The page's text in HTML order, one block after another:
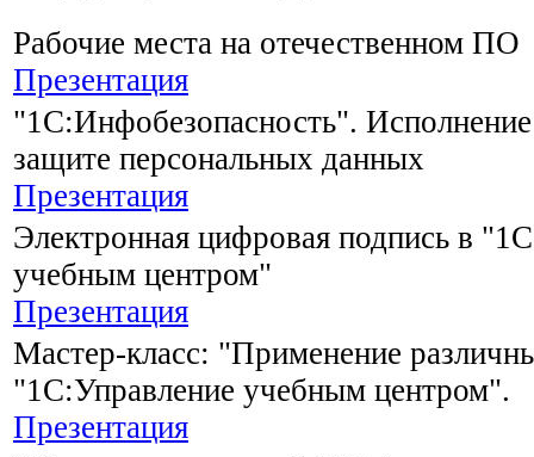
Рабочие места на отечественном ПО
Презентация
"1С:Инфобезопасность".
защите персональных данных
Презентация
Электронная цифровая подпись в
учебным центром"
Презентация
Мастер-класс: "Применение
"1С:Управление учебным центром".
Презентация